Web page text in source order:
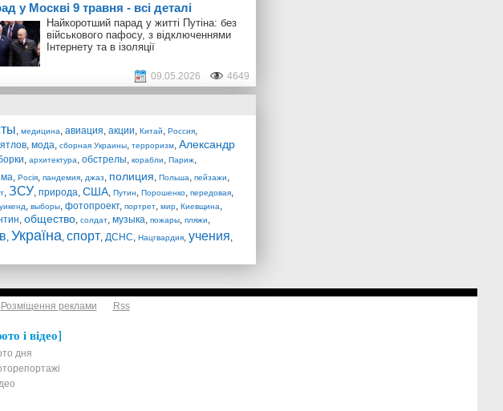
у Москві 9 травня - всі деталі
Найкоротший парад у житті Путіна: без
військового пафосу, з відключеннями
Інтернету та в ізоляції
09.05.2026 4649
, медицина, авиация, акции, Китай, Россия,
, мода, сборная Украины, терроризм, Александр
, архитектура, обстрелы, корабли, Париж,
, Росія, пандемия, джаз, полиция, Польша, пейзажи,
, ЗСУ, природа, США, Путин, Порошенко, передовая,
уикенд, выборы, фотопроект, портрет, мир, Киевщина,
, общество, солдат, музыка, пожары, пляжи,
, Україна, спорт, ДСНС, Нацгвардия, учения,
Розміщення реклами Rss
і відео
дня